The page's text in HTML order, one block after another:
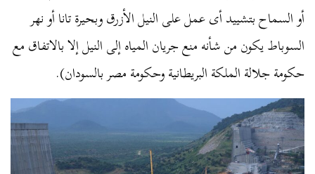
أو السماح بتشييد أى عمل على النيل الأزرق وبحيرة تانا أو نهر
السوباط يكون من شأنه منع جريان المياه إلى النيل إلا بالاتفاق مع
حكومة جلالة الملكة البريطانية وحكومة مصر بالسودان).